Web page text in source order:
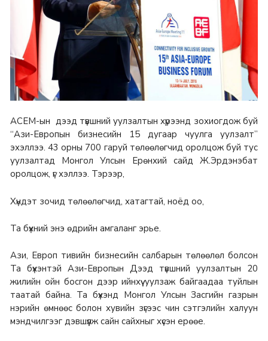
АСЕМ-ын дээд түвшний уулзалтын хүрээнд зохиогдож буй
“Ази-Европын бизнесийн 15 дугаар чуулга уулзалт”
эхэллээ. 43 орны 700 гаруй төлөөлөгчид оролцож буй тус
уулзалтад Монгол Улсын Ерөнхий сайд Ж.Эрдэнэбат
оролцож, үг хэллээ. Тэрээр,
Хүндэт зочид төлөөлөгчид, хатагтай, ноёд оо,
Та бүхний энэ өдрийн амгаланг эрье.
Ази, Европ тивийн бизнесийн салбарын төлөөлөл болсон
Та бүхэнтэй Ази-Европын Дээд түвшний уулзалтын 20
жилийн ойн босгон дээр ийнхүү уулзаж байгаадаа туйлын
таатай байна. Та бүхэнд Монгол Улсын Засгийн газрын
нэрийн өмнөөс болон хувийн зүгээс чин сэтгэлийн халуун
мэндчилгээг дэвшүүлж сайн сайхныг хүсэн ерөөе.